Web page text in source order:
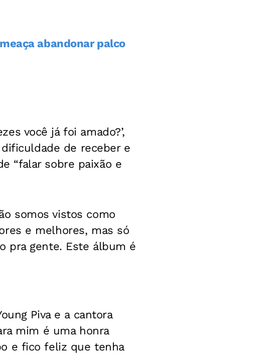
abandonar palco
você já foi amado?’,
de receber e
“falar sobre paixão e
somos vistos como
e melhores, mas só
pra gente. Este álbum é
Piva e a cantora
mim é uma honra
e fico feliz que tenha